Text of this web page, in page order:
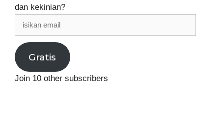
dan kekinian?
isikan
email
Gratis
Join 10 other subscribers